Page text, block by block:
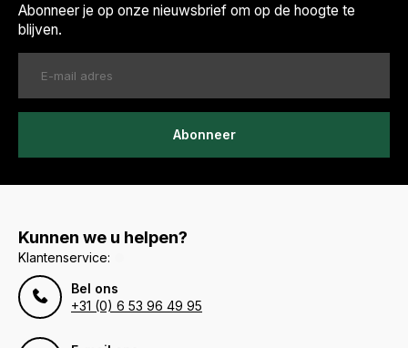
Abonneer je op onze nieuwsbrief om op de hoogte te
blijven.
Abonneer
Kunnen we u helpen?
Klantenservice:
Bel ons
+31 (0) 6 53 96 49 95